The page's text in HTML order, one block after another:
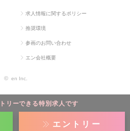
リーできる特別求人です
エントリー
求人情報に関するポリシー
推奨環境
参画のお問い合わせ
エン会社概要
© en Inc.